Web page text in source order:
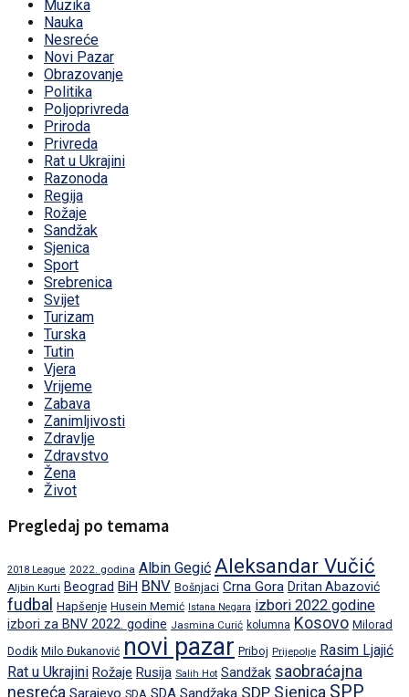
Muzika
Nauka
Nesreće
Novi Pazar
Obrazovanje
Politika
Poljoprivreda
Priroda
Privreda
Rat u Ukrajini
Razonoda
Regija
Rožaje
Sandžak
Sjenica
Sport
Srebrenica
Svijet
Turizam
Turska
Tutin
Vjera
Vrijeme
Zabava
Zanimljivosti
Zdravlje
Zdravstvo
Žena
Život
Pregledaj po temama
2018 League 2022. godina Albin Gegić Aleksandar Vučić
Aljbin Kurti Beograd BiH BNV Bošnjaci Crna Gora Dritan Abazović
fudbal Hapšenje Husein Memić Istana Negara izbori 2022.godine
izbori za BNV 2022. godine Jasmina Curić kolumna Kosovo Milorad
Dodik Milo Đukanović novi pazar Priboj Prijepolje Rasim Ljajić
Rat u Ukrajini Rožaje Rusija Salih Hot Sandžak saobraćajna
nesreća Sarajevo SDA SDA Sandžaka SDP Sjenica SPP